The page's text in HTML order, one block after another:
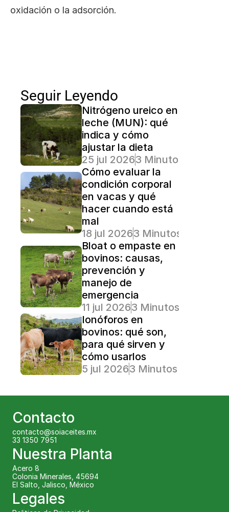
oxidación o la adsorción.
Seguir Leyendo
Nitrógeno ureico en
leche (MUN): qué
indica y cómo
ajustar la dieta
25 jul 20263 Minutos Lectura
Cómo evaluar la
condición corporal
en vacas y qué
hacer cuando está
mal
18 jul 20263 Minutos Lectura
Bloat o empaste en
bovinos: causas,
prevención y
manejo de
emergencia
11 jul 20263 Minutos Lectura
Ionóforos en
bovinos: qué son,
para qué sirven y
cómo usarlos
5 jul 20263 Minutos Lectura
Contacto
contacto@soiaceites.mx
33 1350 7951
Nuestra Planta
Acero 8
Colonia Minerales, 45694
El Salto, Jalisco, México
Legales